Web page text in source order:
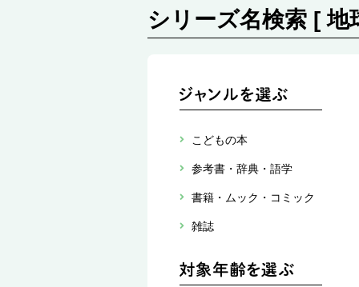
シリーズ名検索 [
こどもの本
参考書・辞典・語学
書籍・ムック・コミック
雑誌